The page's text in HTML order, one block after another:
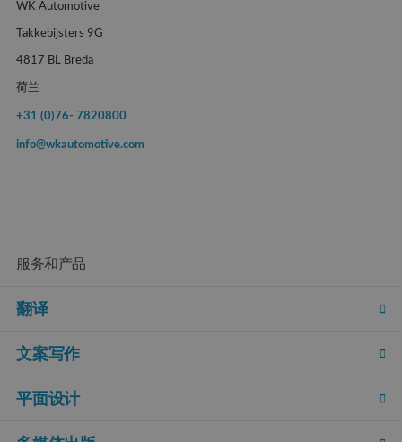
WK Automotive
Takkebijsters 9G
4817 BL Breda
荷兰
+31 (0)76- 7820800
info@wkautomotive.com
服务和产品
翻译
文案写作
平面设计